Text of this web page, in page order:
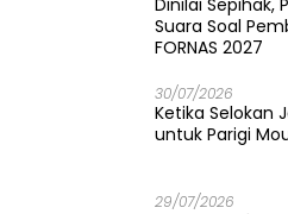
Suara Soal
FORNAS 2027
30/07/2026
Ketika Selokan
untuk Parigi
29/07/2026